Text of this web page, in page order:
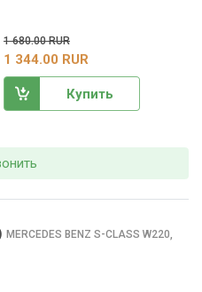
1 680.00 RUR
1 344.00 RUR
Купить
MERCEDES BENZ S-CLASS W220,